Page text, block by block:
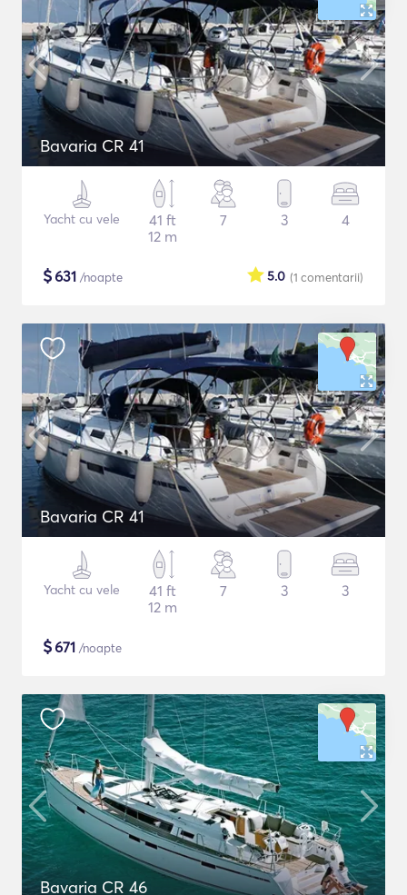
Bavaria CR 41
Yacht cu vele
41 ft
12 m
7 3 4
$631 /noapte (1 comentarii)
5.0
Bavaria CR 41
Yacht cu vele
41 ft
12 m
7 3 3
$671 /noapte
Bavaria CR 46